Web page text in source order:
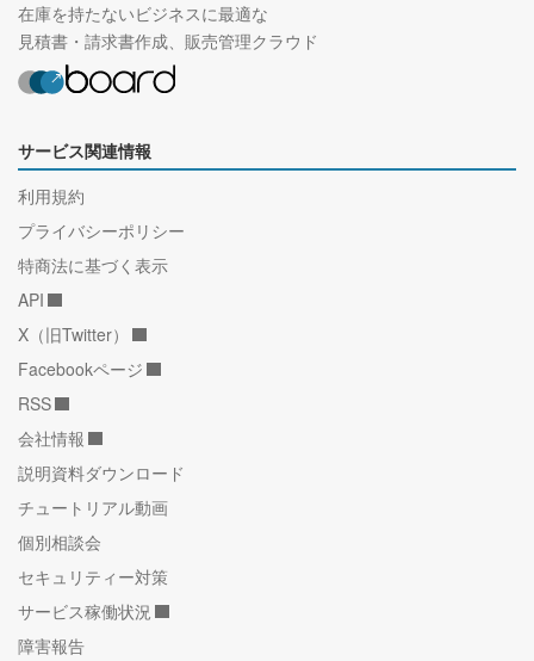
在庫を持たないビジネスに最適な
見積書・請求書作成、販売管理クラウド
サービス関連情報
利用規約
プライバシーポリシー
特商法に基づく表示
API
X（旧Twitter）
Facebookページ
RSS
会社情報
説明資料ダウンロード
チュートリアル動画
個別相談会
セキュリティー対策
サービス稼働状況
障害報告